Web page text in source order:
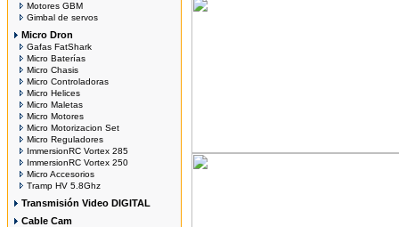
Motores GBM
Gimbal de servos
Micro Dron
Gafas FatShark
Micro Baterías
Micro Chasis
Micro Controladoras
Micro Helices
Micro Maletas
Micro Motores
Micro Motorizacion Set
Micro Reguladores
ImmersionRC Vortex 285
ImmersionRC Vortex 250
Micro Accesorios
Tramp HV 5.8Ghz
Transmisión Video DIGITAL
Cable Cam